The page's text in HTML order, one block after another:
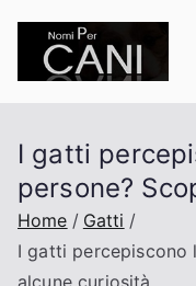
contenuto
I gatti
persone?
Home
Gatti
I gatti percepiscono
alcune curiosità